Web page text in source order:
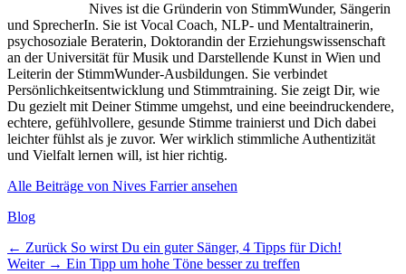
Nives ist die Gründerin von StimmWunder, Sängerin
und SprecherIn. Sie ist Vocal Coach, NLP- und Mentaltrainerin,
psychosoziale Beraterin, Doktorandin der Erziehungswissenschaft
an der Universität für Musik und Darstellende Kunst in Wien und
Leiterin der StimmWunder-Ausbildungen. Sie verbindet
Persönlichkeitsentwicklung und Stimmtraining. Sie zeigt Dir, wie
Du gezielt mit Deiner Stimme umgehst, und eine beeindruckendere,
echtere, gefühlvollere, gesunde Stimme trainierst und Dich dabei
leichter fühlst als je zuvor. Wer wirklich stimmliche Authentizität
und Vielfalt lernen will, ist hier richtig.
Alle Beiträge von Nives Farrier ansehen
Kategorien
Blog
Beitragsnavigation
← Zurück Vorheriger
Beitrag:
So wirst Du ein guter Sänger, 4 Tipps für Dich!
Weiter → Nächster
Ein Tipp um hohe Töne besser zu treffen